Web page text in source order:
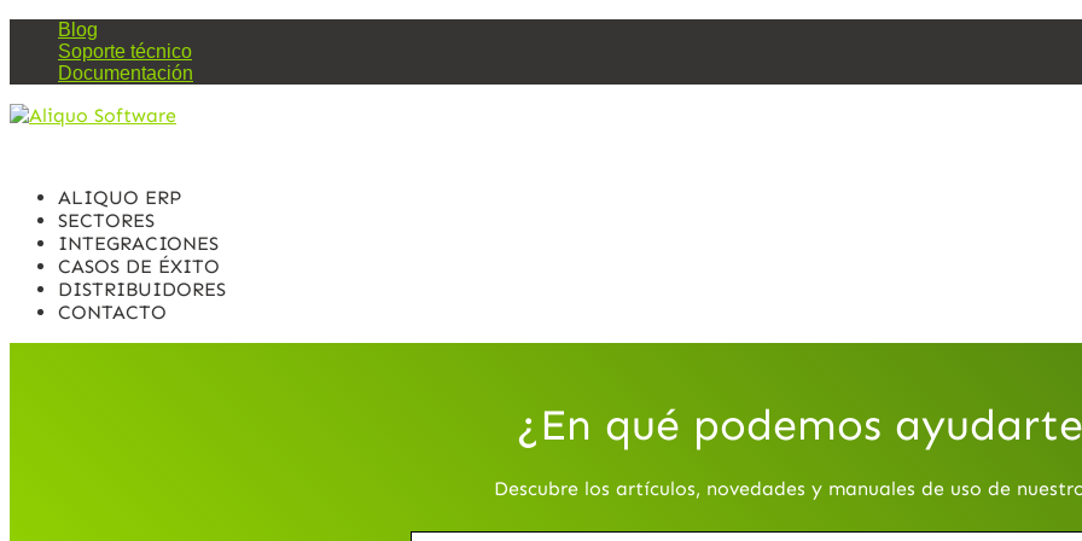
Blog
Soporte técnico
Documentación
ALIQUO ERP
SECTORES
INTEGRACIONES
CASOS DE ÉXITO
DISTRIBUIDORES
CONTACTO
¿En qué podemos
Descubre los artículos, novedades y manuales de uso de